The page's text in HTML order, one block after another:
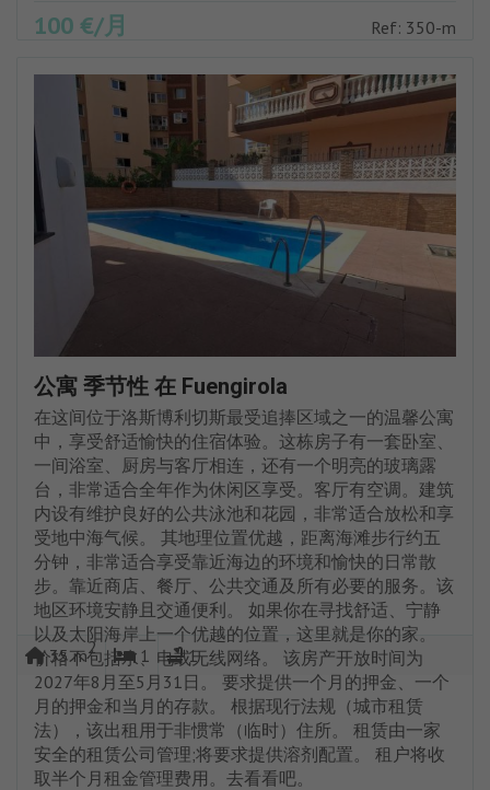
100 €/月 Ref: 350-m
公寓 季节性 在 Fuengirola
在这间位于洛斯博利切斯最受追捧区域之一的温馨公寓
中，享受舒适愉快的住宿体验。这栋房子有一套卧室、
一间浴室、厨房与客厅相连，还有一个明亮的玻璃露
台，非常适合全年作为休闲区享受。客厅有空调。建筑
内设有维护良好的公共泳池和花园，非常适合放松和享
受地中海气候。 其地理位置优越，距离海滩步行约五
分钟，非常适合享受靠近海边的环境和愉快的日常散
步。靠近商店、餐厅、公共交通及所有必要的服务。该
地区环境安静且交通便利。 如果你在寻找舒适、宁静
以及太阳海岸上一个优越的位置，这里就是你的家。
价格不包括水、电或无线网络。 该房产开放时间为
2027年8月至5月31日。 要求提供一个月的押金、一个
月的押金和当月的存款。 根据现行法规（城市租赁
法），该出租用于非惯常（临时）住所。 租赁由一家
安全的租赁公司管理;将要求提供溶剂配置。 租户将收
取半个月租金管理费用。去看看吧。
35 m2 1 1